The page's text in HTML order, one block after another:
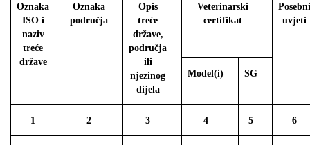
Oznaka
ISO i
naziv
treće
države
Oznaka
područja
Opis
treće
države,
područja
ili
njezinog
dijela
Veterinarski
certifikat
Posebni
uvjeti
Model(i) SG
1 2 3 4 5 6